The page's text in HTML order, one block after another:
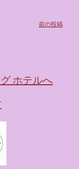
前の投稿